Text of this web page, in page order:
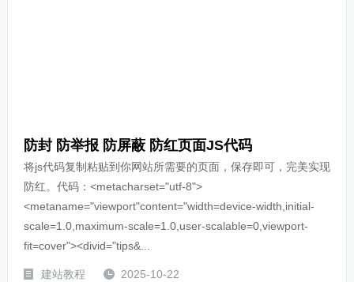
防封 防举报 防屏蔽 防红页面JS代码
将js代码复制粘贴到你网站所需要的页面，保存即可，完美实现
防红。代码：<metacharset="utf-8">
<metaname="viewport"content="width=device-width,initial-
scale=1.0,maximum-scale=1.0,user-scalable=0,viewport-
fit=cover"><divid="tips&...
建站教程 2025-10-22